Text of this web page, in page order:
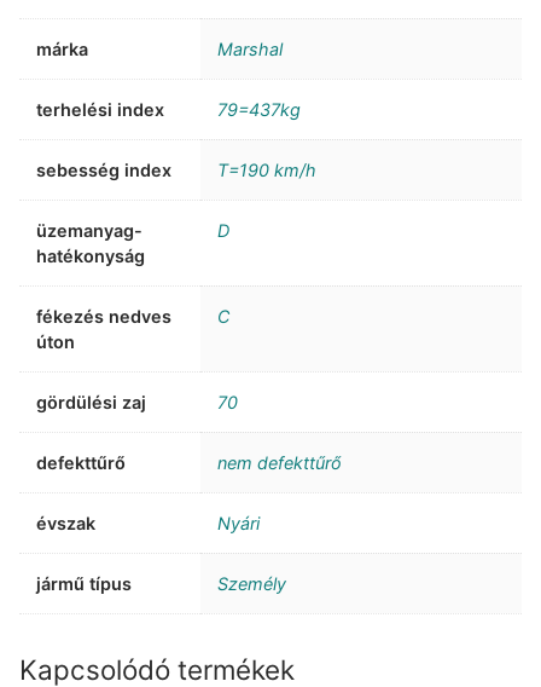
márka Marshal
terhelési index 79=437kg
sebesség index T=190 km/h
üzemanyag-
hatékonyság
D
fékezés nedves
úton
C
gördülési zaj 70
defekttűrő nem defekttűrő
évszak Nyári
jármű típus Személy
Kapcsolódó termékek